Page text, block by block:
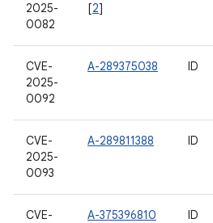
2025-
0082
[2]
CVE-
2025-
0092
A-289375038 ID
CVE-
2025-
0093
A-289811388 ID
CVE-
A-375396810 ID